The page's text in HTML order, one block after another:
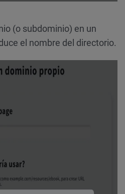
(o subdominio) en un
el nombre del directorio.